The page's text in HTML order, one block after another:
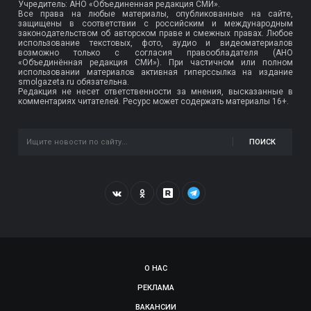
Учредитель: АНО «Объединенная редакция СМИ».
Все права на любые материалы, опубликованные на сайте,
защищены в соответствии с российским и международным
законодательством об авторском праве и смежных правах. Любое
использование текстовых, фото, аудио и видеоматериалов
возможно только с согласия правообладателя (АНО
«Объединённая редакция СМИ»). При частичном или полном
использовании материалов активная гиперссылка на издание
smolgazeta.ru обязательна.
Редакция не несет ответственности за мнения, высказанные в
комментариях читателей. Ресурс может содержать материалы 16+.
ПОИСК
О НАС
РЕКЛАМА
ВАКАНСИИ